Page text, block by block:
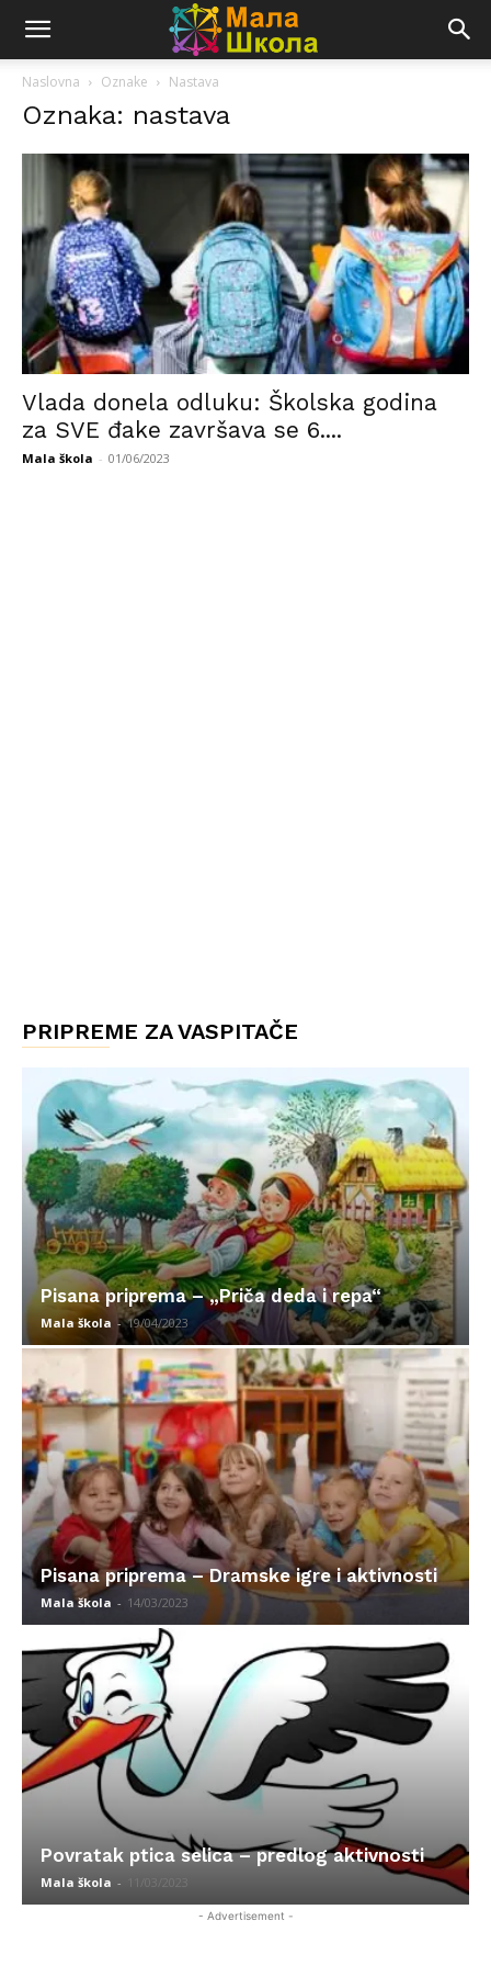
Naslovna Oznake Nastava
Oznaka: nastava
Vlada donela odluku: Školska godina
za SVE đake završava se 6....
Mala škola - 01/06/2023
PRIPREME ZA VASPITAČE
Pisana priprema – „Priča deda i repa“
Mala škola - 19/04/2023
Pisana priprema – Dramske igre i aktivnosti
Mala škola - 14/03/2023
Povratak ptica selica – predlog aktivnosti
Mala škola - 11/03/2023
- Advertisement -